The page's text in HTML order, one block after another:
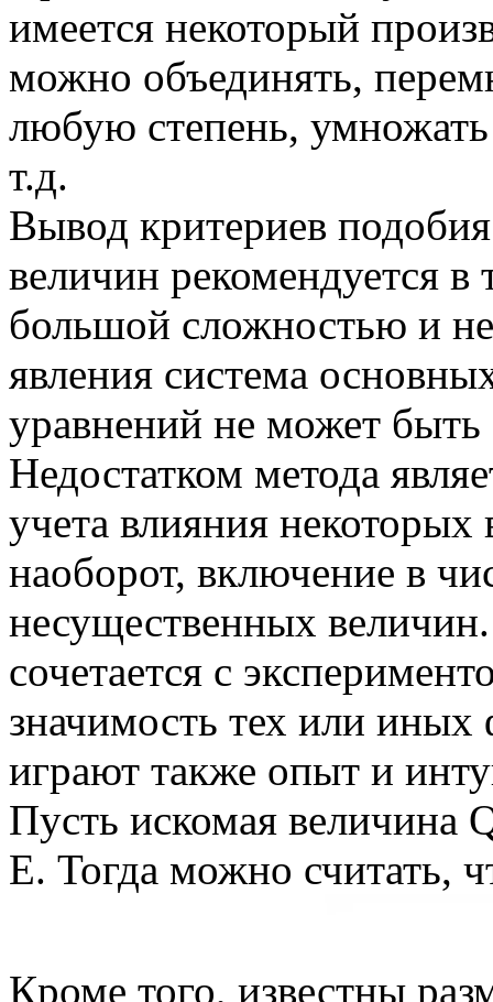
имеется некоторый
можно объединять,
любую степень,
т.д.
Вывод критериев
величин рекомендуется в
большой сложностью и
явления система
уравнений не может быть
Недостатком метода
учета влияния
наоборот, включение в
несущественных
сочетается с
значимость тех или
играют также опыт и
Пусть искомая величина
Е. Тогда можно считать,
Кроме того, известны